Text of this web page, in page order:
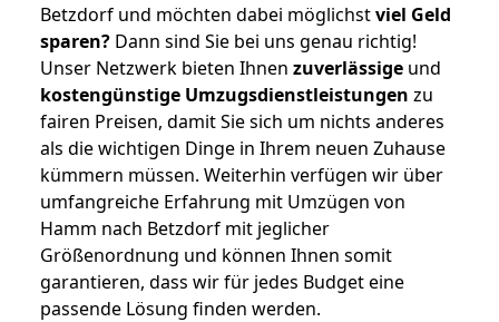
Betzdorf und möchten dabei möglichstviel Geld
sparen? Dann sind Sie bei uns genau richtig!
Unser Netzwerk bieten Ihnen zuverlässige und
kostengünstige Umzugsdienstleistungen zu
fairen Preisen, damit Sie sich um nichts anderes
als die wichtigen Dinge in Ihrem neuen Zuhause
kümmern müssen. Weiterhin verfügen wir über
umfangreiche Erfahrung mit Umzügen von
Hamm nach Betzdorf mit jeglicher
Größenordnung und können Ihnen somit
garantieren, dass wir für jedes Budget eine
passende Lösung finden werden.